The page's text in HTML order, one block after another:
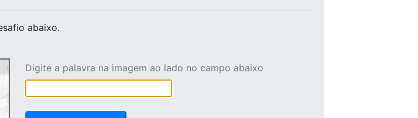
abaixo.
Digite a palavra na imagem ao lado no campo abaixo